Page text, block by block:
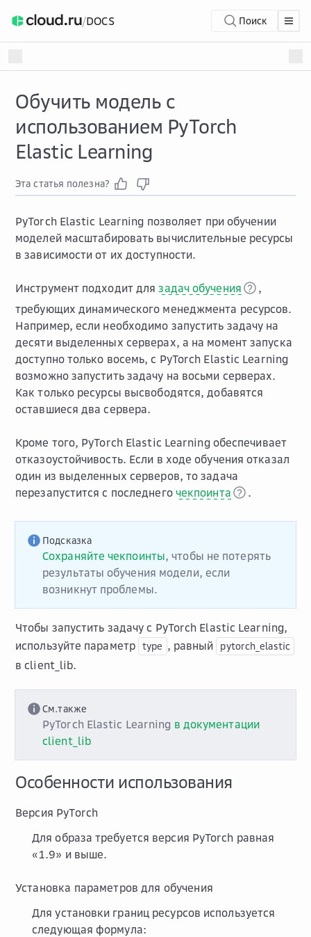
/DOCS Поиск
Обучить модель с
использованием PyTorch
Elastic Learning
Эта статья полезна?
PyTorch Elastic Learning позволяет при обучении
моделей масштабировать вычислительные ресурсы
в зависимости от их доступности.
Инструмент подходит длязадач обучения
,
требующих динамического менеджмента ресурсов.
Например, если необходимо запустить задачу на
десяти выделенных серверах, а на момент запуска
доступно только восемь, с PyTorch Elastic Learning
возможно запустить задачу на восьми серверах.
Как только ресурсы высвободятся, добавятся
оставшиеся два сервера.
Кроме того, PyTorch Elastic Learning обеспечивает
отказоустойчивость. Если в ходе обучения отказал
один из выделенных серверов, то задача
перезапустится с последнего чекпоинта .
Подсказка
Сохраняйте чекпоинты, чтобы не потерять
результаты обучения модели, если
возникнут проблемы.
Чтобы запустить задачу с PyTorch Elastic Learning,
используйте параметр type , равный pytorch_elastic
в client_lib.
См.также
PyTorch Elastic Learning в документации
client_lib
Особенности использования
Версия PyTorch
Для образа требуется версия PyTorch равная
«1.9» и выше.
Установка параметров для обучения
Для установки границ ресурсов используется
следующая формула: